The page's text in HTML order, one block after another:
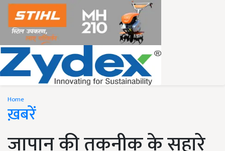
Home
ख़बरें